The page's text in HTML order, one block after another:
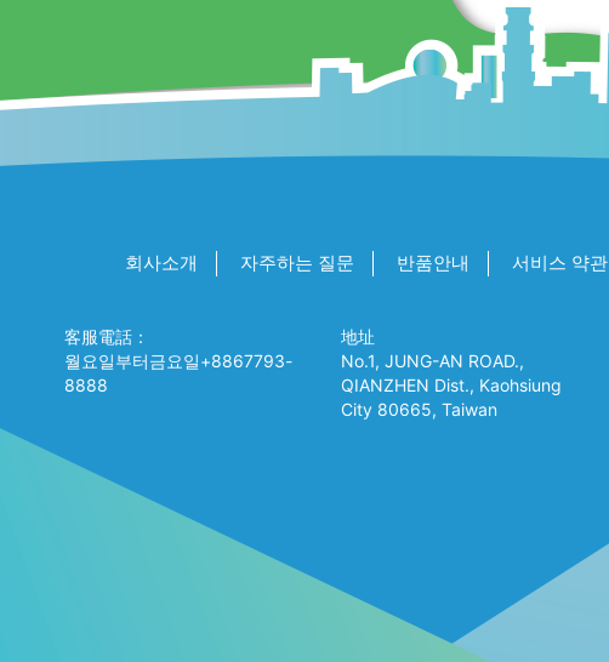
회사소개 자주하는 질문 반품안내 서비스 약관
客服電話：
월요일부터금요일+8867793-
8888
地址
No.1, JUNG-AN ROAD.,
QIANZHEN Dist., Kaohsiung
City 80665, Taiwan